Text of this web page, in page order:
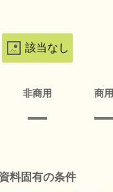
該当なし
非商用 商用
資料固有の条件